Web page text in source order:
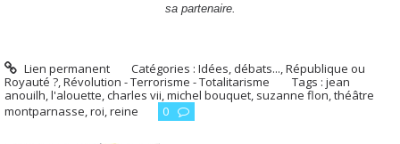
sa partenaire.
Lien permanent Catégories :Idées, débats...,République ou
Royauté ?,Révolution - Terrorisme - Totalitarisme Tags : jean
anouilh,l'alouette,charles vii,michel bouquet, suzanne flon,théâtre
montparnasse,roi,reine 0